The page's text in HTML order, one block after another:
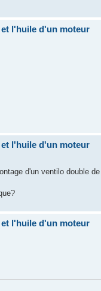
l'huile d'un moteur
l'huile d'un moteur
d'un ventilo double
l'huile d'un moteur